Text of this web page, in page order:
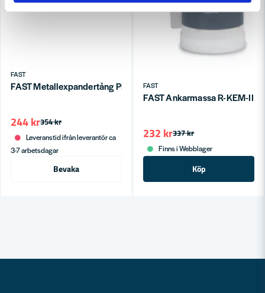
FAST
FAST Metallexpandertång PRO – Effektivt Verktyg för
354 kr
244 kr
Leveranstid ifrån leverantör ca
3-7 arbetsdagar
Bevaka
FAST
FAST Ankarmassa R-KEM-II
337 kr
232 kr
Finns i Webblager
Köp